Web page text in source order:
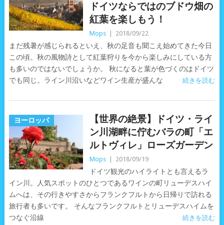
ドイツならではのブドウ畑の
紅葉を楽しもう！
Mops 2018/09/22
まだ残暑が感じられるといえ、秋の足音も聞こえ始めてきた今日
この頃。秋の風物詩として紅葉狩りを今から楽しみにしている方
も多いのではないでしょうか。 秋になると葉が色づくのはドイツ
でも同じ。ライン川沿いなどワイン生産が盛んな
続きを読む
ヨーロッパ
【世界の絶景】ドイツ・ライ
ン川湖畔に佇むバラの町「エ
ルトヴィレ」ローズガーデン
Mops 2018/09/19
ドイツ観光のハイライトとも言えるラ
イン川。人気スポットのひとつであるワインの町リューデスハイ
ムへは、その行きやすさからフランクフルトから日帰りで訪れる
旅行者も多いです。 そんなフランクフルトとリューデスハイムを
つなぐ沿線
続きを読む